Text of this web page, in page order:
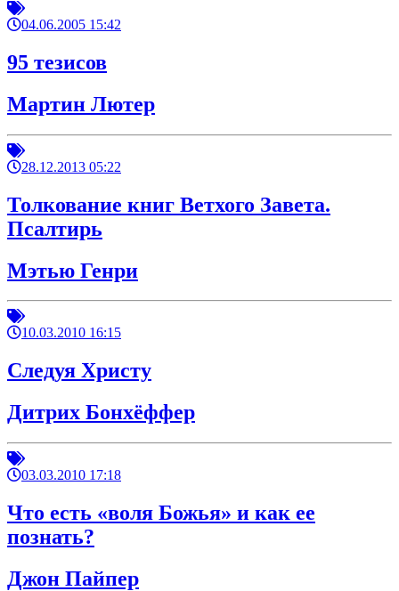
04.06.2005 15:42
95 тезисов
Мартин Лютер
28.12.2013 05:22
Толкование книг Ветхого Завета.
Псалтирь
Мэтью Генри
10.03.2010 16:15
Следуя Христу
Дитрих Бонхёффер
03.03.2010 17:18
Что есть «воля Божья» и как ее
познать?
Джон Пайпер